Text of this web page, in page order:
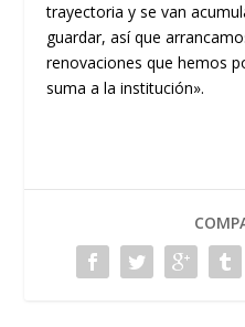
trayectoria y se van
guardar, así que
renovaciones que hemos
suma a la institución».